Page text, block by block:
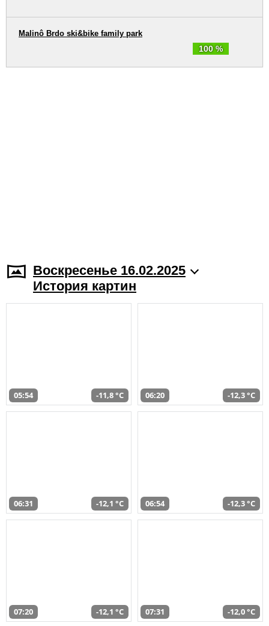
100 %
Malinô Brdo ski&bike family park
Воскресенье 16.02.2025
История картин
05:54 -11,8 °C 06:20 -12,3 °C
06:31 -12,1 °C 06:54 -12,3 °C
07:20 -12,1 °C 07:31 -12,0 °C